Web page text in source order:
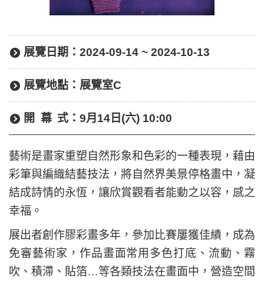
展覽日期： 2024-09-14 ~ 2024-10-13
展覽地點： 展覽室C
開幕 式： 9月14日(六) 10:00
藝術是畫家重塑自然形象和色彩的一種表現，藉由
彩筆與編織結藝技法，將自然界美景停格畫中，凝
結成詩情的永恆，讓欣賞觀看者能動之以容，感之
幸福。
展出者創作膠彩畫多年，參加比賽屢獲佳績，成為
免審藝術家，作品畫面常用多色打底、流動、霧
吹、積滯、貼箔…等各類技法在畫面中，營造空間